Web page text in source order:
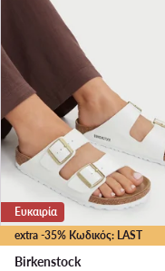
extra -35% Κωδικός: LAST
Ευκαιρία
Birkenstock